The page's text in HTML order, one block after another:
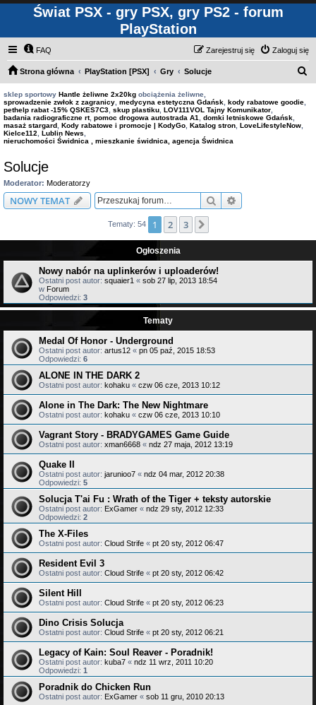
Świat PSX - gry PSX, gry PS2 - forum
PlayStation
FAQ Zaloguj się
Zarejestruj się
Strona główna PlayStation [PSX] Gry Solucje
sklep sportowy Hantle żeliwne 2x20kg obciążenia żeliwne,
sprowadzenie zwłok z zagranicy medycyna estetyczna Gdańsk kody rabatowe goodie
pethelp rabat -15% QSKES7C3 skup plastiku LOV111VOL Tajny Komunikator
badania radiograficzne rt, pomoc drogowa autostrada A1 domki letniskowe Gdańsk
masaż stargard Kody rabatowe i promocje | KodyGo Katalog stron LoveLifestyleNow
Kielce112
Lublin News
nieruchomości Świdnica , mieszkanie świdnica, agencja Świdnica
Solucje
Moderator: Moderatorzy
NOWY TEMAT Szukaj
Tematy: 54 1 2 3
Ogłoszenia
Nowy nabór na uplinkerów i uploaderów!
Ostatni post autor: squaier1 « sob 27 lip, 2013 18:54
w Forum
Odpowiedzi: 3
Tematy
Medal Of Honor - Underground
Ostatni post autor: artus12 « pn 05 paź, 2015 18:53
Odpowiedzi: 6
ALONE IN THE DARK 2
Ostatni post autor: kohaku « czw 06 cze, 2013 10:12
Alone in The Dark: The New Nightmare
Ostatni post autor: kohaku « czw 06 cze, 2013 10:10
Vagrant Story - BRADYGAMES Game Guide
Ostatni post autor: xman6668 « ndz 27 maja, 2012 13:19
Quake II
Ostatni post autor: jarunioo7 « ndz 04 mar, 2012 20:38
Odpowiedzi: 5
Solucja T'ai Fu : Wrath of the Tiger + teksty autorskie
Ostatni post autor: ExGamer « ndz 29 sty, 2012 12:33
Odpowiedzi: 2
The X-Files
Ostatni post autor: Cloud Strife « pt 20 sty, 2012 06:47
Resident Evil 3
Ostatni post autor: Cloud Strife « pt 20 sty, 2012 06:42
Silent Hill
Ostatni post autor: Cloud Strife « pt 20 sty, 2012 06:23
Dino Crisis Solucja
Ostatni post autor: Cloud Strife « pt 20 sty, 2012 06:21
Legacy of Kain: Soul Reaver - Poradnik!
Ostatni post autor: kuba7 « ndz 11 wrz, 2011 10:20
Odpowiedzi: 1
Poradnik do Chicken Run
Ostatni post autor: ExGamer « sob 11 gru, 2010 20:13